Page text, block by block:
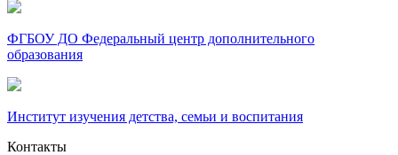
ФГБОУ ДО Федеральный центр дополнительного
образования
Институт изучения детства, семьи и воспитания
Контакты